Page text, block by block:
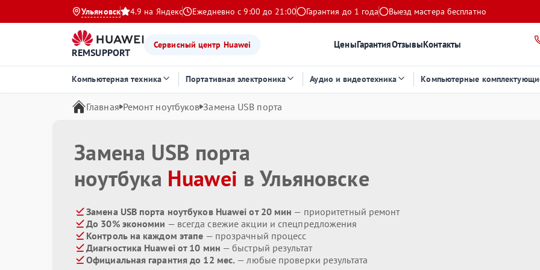
Ульяновск 4.9 на Яндекс Ежедневно с 9:00 до 21:00 Гарантия до 1 года Выезд мастера бесплатно
REMSUPPORT
Сервисный центр Huawei ЦеныГарантияОтзывыКонтакты
Компьютерная техника Портативная электроника Аудио и видеотехника Компьютерные
Главная Ремонт ноутбуков Замена USB порта
Замена USB порта
ноутбука Huawei в Ульяновске
Замена USB порта ноутбуков Huawei от 20 мин — приоритетный ремонт
До 30% экономии — всегда свежие акции и спецпредложения
Контроль на каждом этапе — прозрачный процесс
Диагностика Huawei от 10 мин — быстрый результат
Официальная гарантия до 12 мес. — любые проверки результата